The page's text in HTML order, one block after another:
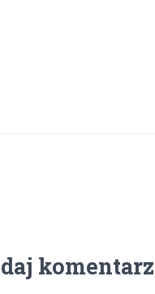
komentarz